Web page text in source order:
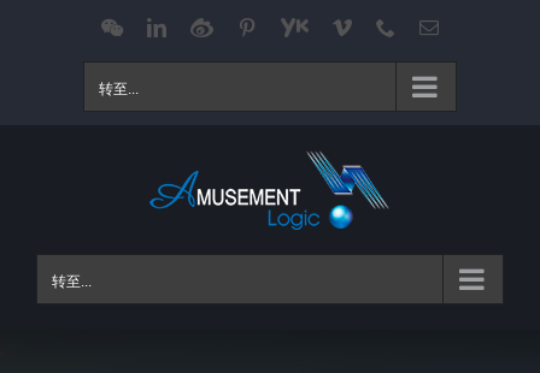
WeChatLinkedIn
Weibo Pinterest
Youku Vimeo Phone电
转至...
转至...